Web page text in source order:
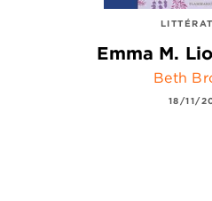
Emma M.
Beth
18/11/